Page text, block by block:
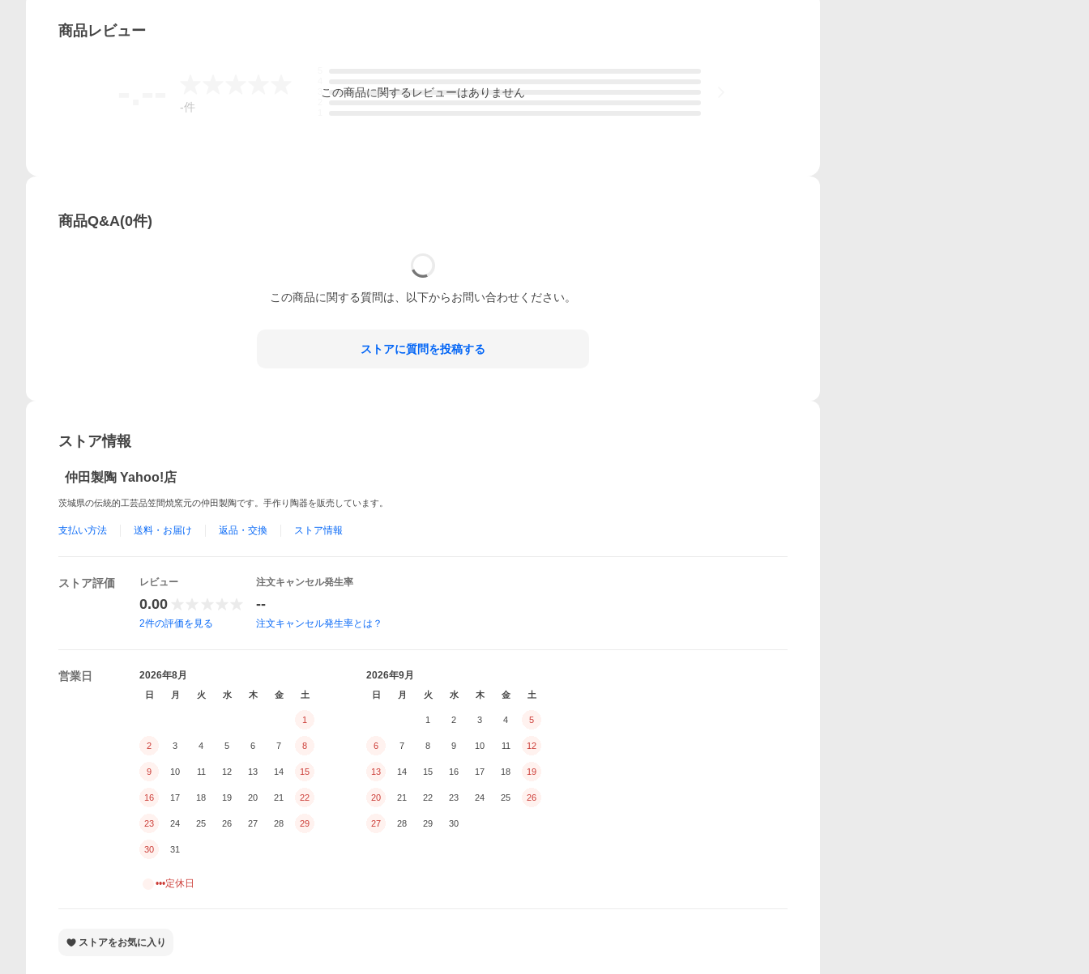
商品レビュー
-件
この商品に関するレビューはありません
商品Q&A(0件)
この商品に関する質問は、以下からお問い合わせください。
ストアに質問を投稿する
ストア情報
仲田製陶 Yahoo!店
茨城県の伝統的工芸品笠間焼窯元の仲田製陶です。手作り陶器を販売しています。
支払い方法 送料・お届け 返品・交換 ストア情報
ストア評価 レビュー
0.00
2件の評価を見る
注文キャンセル発生率
--
注文キャンセル発生率とは？
営業日 2026年8月
日 月 火 水 木 金 土
1
2 3 4 5 6 7 8
9 10 11 12 13 14 15
16 17 18 19 20 21 22
23 24 25 26 27 28 29
30 31
2026年9月
日 月 火 水 木 金 土
1 2 3 4 5
6 7 8 9 10 11 12
13 14 15 16 17 18 19
20 21 22 23 24 25 26
27 28 29 30
•••定休日
ストアをお気に入り